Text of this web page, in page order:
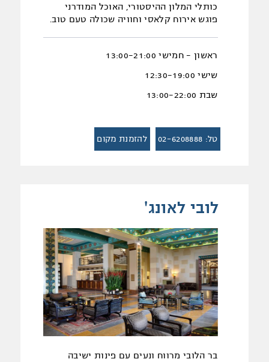
כותלי המלון ההיסטורי, האוכל המודרני
פוגש אירוח קלאסי וחוויה שכולה טעם טוב.
ראשון – חמישי 13:00-21:00
שישי 12:30-19:00
שבת 13:00-22:00
טל: 02-6208888 להזמנת מקום
לובי לאונג'
בר הלובי מרווח ונעים עם פינות ישיבה